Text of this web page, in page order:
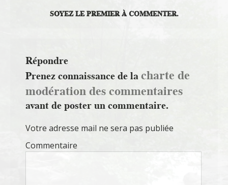
SOYEZ LE PREMIER À COMMENTER.
Répondre
Prenez connaissance de lacharte de
modération des commentaires
avant de poster un commentaire.
Votre adresse mail ne sera pas publiée
Commentaire